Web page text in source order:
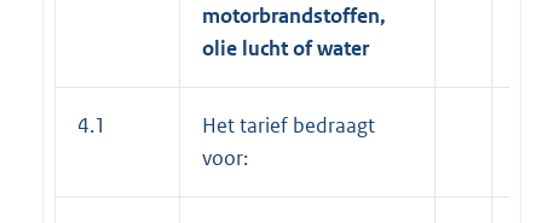
motorbrandstoffen,
olie lucht of water
4.1
Het tarief bedraagt
voor: